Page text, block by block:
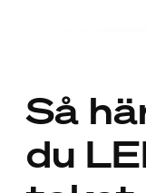
Så
du